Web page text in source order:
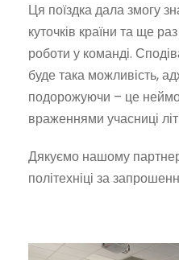
Ця поїздка дала змогу
куточків країни та ще
роботи у команді.
буде така можливість,
подорожуючи – це
враженнями учасниці
Дякуємо нашому
політехніці за